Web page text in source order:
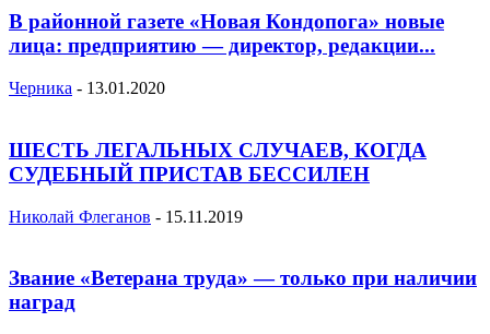
В районной газете «Новая Кондопога» новые
лица: предприятию — директор, редакции...
Черника - 13.01.2020
ШЕСТЬ ЛЕГАЛЬНЫХ СЛУЧАЕВ, КОГДА
СУДЕБНЫЙ ПРИСТАВ БЕССИЛЕН
Николай Флеганов - 15.11.2019
Звание «Ветерана труда» — только при наличии
наград